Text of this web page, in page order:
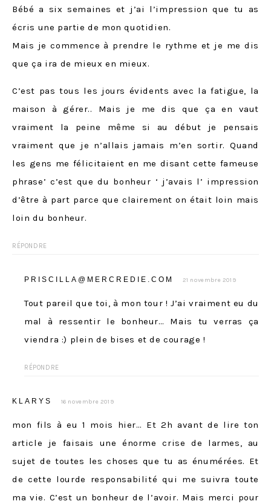
Bébé a six semaines et j’ai l’impression que tu as
écris une partie de mon quotidien.
Mais je commence à prendre le rythme et je me dis
que ça ira de mieux en mieux.
C’est pas tous les jours évidents avec la fatigue, la
maison à gérer.. Mais je me dis que ça en vaut
vraiment la peine même si au début je pensais
vraiment que je n’allais jamais m’en sortir. Quand
les gens me félicitaient en me disant cette fameuse
phrase’ c’est que du bonheur ‘ j’avais l’ impression
d’être à part parce que clairement on était loin mais
loin du bonheur.
RÉPONDRE
PRISCILLA@MERCREDIE.COM 21 novembre 2019
Tout pareil que toi, à mon tour ! J’ai vraiment eu du
mal à ressentir le bonheur… Mais tu verras ça
viendra :) plein de bises et de courage !
RÉPONDRE
KLARYS 16 novembre 2019
mon fils à eu 1 mois hier… Et 2h avant de lire ton
article je faisais une énorme crise de larmes, au
sujet de toutes les choses que tu as énumérées. Et
de cette lourde responsabilité qui me suivra toute
ma vie. C’est un bonheur de l’avoir. Mais merci pour